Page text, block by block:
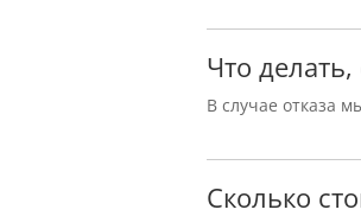
Что делать,
В случае отказа
Сколько